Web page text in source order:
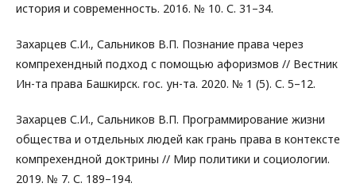
история и современность. 2016. № 10. С. 31–34.
Захарцев С.И., Сальников В.П. Познание права через
компрехендный подход с помощью афоризмов // Вестник
Ин-та права Башкирск. гос. ун-та. 2020. № 1 (5). С. 5–12.
Захарцев С.И., Сальников В.П. Программирование жизни
общества и отдельных людей как грань права в контексте
компрехендной доктрины // Мир политики и социологии.
2019. № 7. С. 189–194.